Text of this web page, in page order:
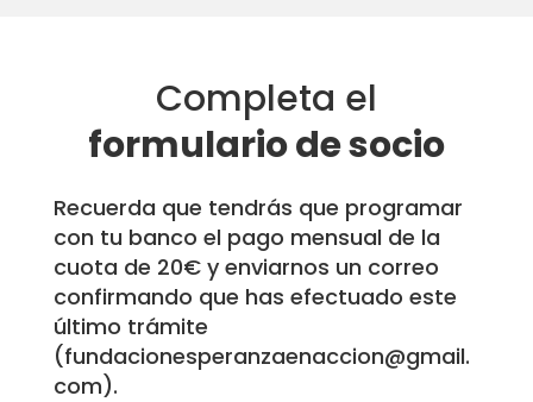
Completa el
formulario de socio
Recuerda que tendrás que programar
con tu banco el pago mensual de la
cuota de 20€ y enviarnos un correo
confirmando que has efectuado este
último trámite
(fundacionesperanzaenaccion@gmail.
com).